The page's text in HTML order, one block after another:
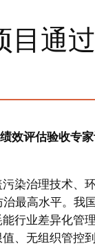
目通
效评估验收专
染治理技术、
最高水平。我
行业差异化管
、无组织管控